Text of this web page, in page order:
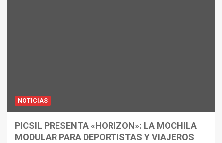
NOTICIAS
PICSIL PRESENTA «HORIZON»: LA MOCHILA
MODULAR PARA DEPORTISTAS Y VIAJEROS